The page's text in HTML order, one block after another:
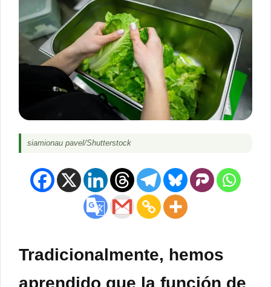
siamionau pavel/Shutterstock
Tradicionalmente, hemos
aprendido que la función de